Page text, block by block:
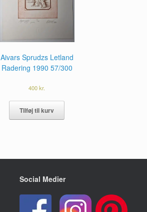
Aivars Sprudzs Letland
Radering 1990 57/300
400kr.
Tilføj til kurv
Social Medier